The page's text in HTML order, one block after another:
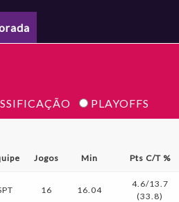
PLAYOFFS
Jogos Min Pts C/T %
16 16.04
4.6/13.7
(33.8)